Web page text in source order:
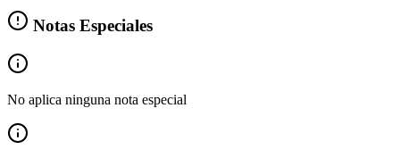
Notas Especiales
No aplica ninguna nota especial